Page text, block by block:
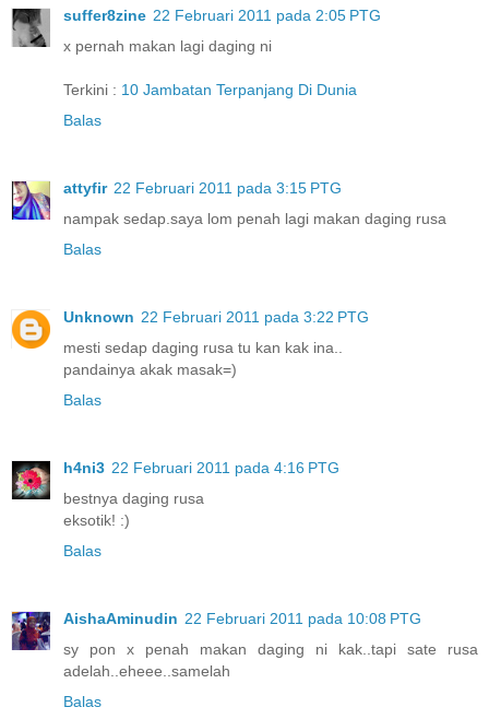
suffer8zine 22 Februari 2011 pada 2:05 PTG
x pernah makan lagi daging ni
Terkini : 10 Jambatan Terpanjang Di Dunia
Balas
attyfir 22 Februari 2011 pada 3:15 PTG
nampak sedap.saya lom penah lagi makan daging rusa
Balas
Unknown 22 Februari 2011 pada 3:22 PTG
mesti sedap daging rusa tu kan kak ina..
pandainya akak masak=)
Balas
h4ni3 22 Februari 2011 pada 4:16 PTG
bestnya daging rusa
eksotik! :)
Balas
AishaAminudin 22 Februari 2011 pada 10:08 PTG
sy pon x penah makan daging ni kak..tapi sate rusa
adelah..eheee..samelah
Balas